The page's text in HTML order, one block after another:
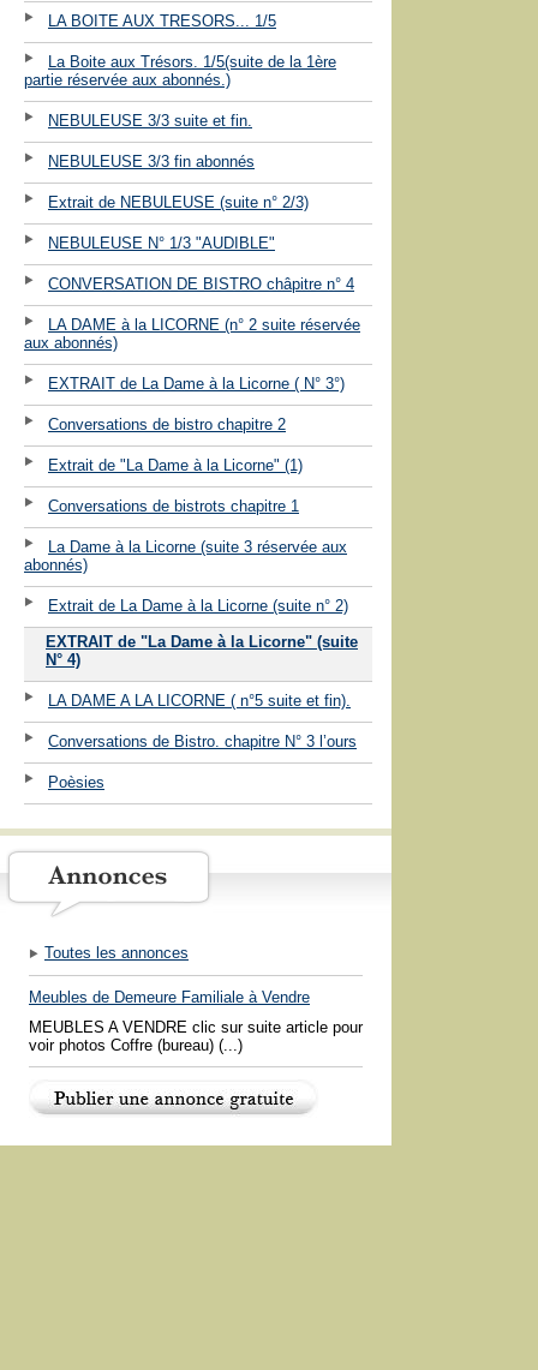
LA BOITE AUX TRESORS... 1/5
La Boite aux Trésors. 1/5(suite de la 1ère
partie réservée aux abonnés.)
NEBULEUSE 3/3 suite et fin.
NEBULEUSE 3/3 fin abonnés
Extrait de NEBULEUSE (suite n° 2/3)
NEBULEUSE N° 1/3 "AUDIBLE"
CONVERSATION DE BISTRO châpitre n° 4
LA DAME à la LICORNE (n° 2 suite réservée
aux abonnés)
EXTRAIT de La Dame à la Licorne ( N° 3°)
Conversations de bistro chapitre 2
Extrait de "La Dame à la Licorne" (1)
Conversations de bistrots chapitre 1
La Dame à la Licorne (suite 3 réservée aux
abonnés)
Extrait de La Dame à la Licorne (suite n° 2)
EXTRAIT de "La Dame à la Licorne" (suite
N° 4)
LA DAME A LA LICORNE ( n°5 suite et fin).
Conversations de Bistro. chapitre N° 3 l’ours
Poèsies
Toutes les annonces
Meubles de Demeure Familiale à Vendre
MEUBLES A VENDRE clic sur suite article pour
voir photos Coffre (bureau) (...)